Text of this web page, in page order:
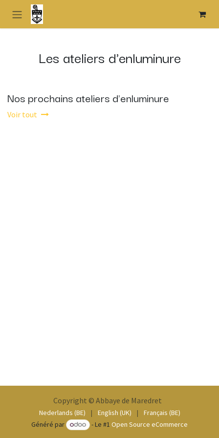
Se rendre au contenu
Les ateliers d'enluminure
Nos prochains ateliers d'enluminure
Voir tout
Copyright © Abbaye de Maredret
Nederlands (BE) | English (UK) |
Français (BE)
Généré par
- Le #1 Open Source eCommerce